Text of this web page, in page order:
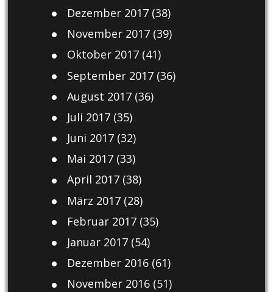
Dezember 2017(38)
November 2017(39)
Oktober 2017(41)
September 2017(36)
August 2017(36)
Juli 2017(35)
Juni 2017(32)
Mai 2017(33)
April 2017(38)
März 2017(28)
Februar 2017(35)
Januar 2017(54)
Dezember 2016(61)
November 2016(51)